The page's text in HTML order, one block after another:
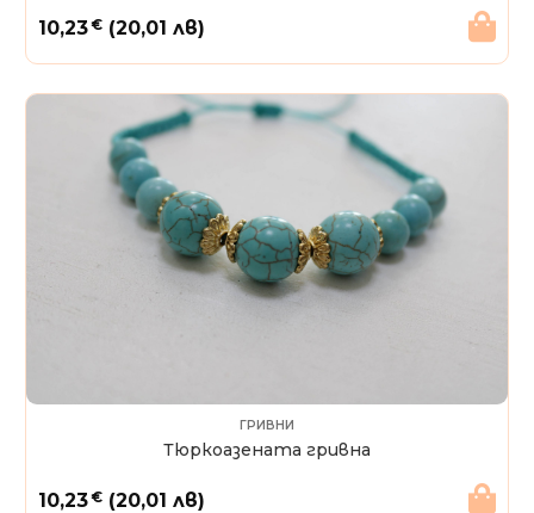
10,23€ (20,01 лв)
ГРИВНИ
Тюркоазената гривна
10,23€ (20,01 лв)